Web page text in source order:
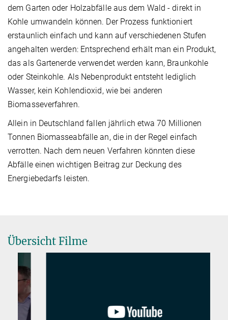
dem Garten oder Holzabfälle aus dem Wald - direkt in
Kohle umwandeln können. Der Prozess funktioniert
erstaunlich einfach und kann auf verschiedenen Stufen
angehalten werden: Entsprechend erhält man ein Produkt,
das als Gartenerde verwendet werden kann, Braunkohle
oder Steinkohle. Als Nebenprodukt entsteht lediglich
Wasser, kein Kohlendioxid, wie bei anderen
Biomasseverfahren.
Allein in Deutschland fallen jährlich etwa 70 Millionen
Tonnen Biomasseabfälle an, die in der Regel einfach
verrotten. Nach dem neuen Verfahren könnten diese
Abfälle einen wichtigen Beitrag zur Deckung des
Energiebedarfs leisten.
Übersicht Filme